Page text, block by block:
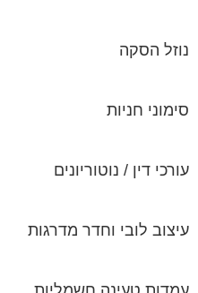
נוזל הסקה
סימוני חניות
עורכי דין / נוטוריונים
עיצוב לובי וחדר מדרגות